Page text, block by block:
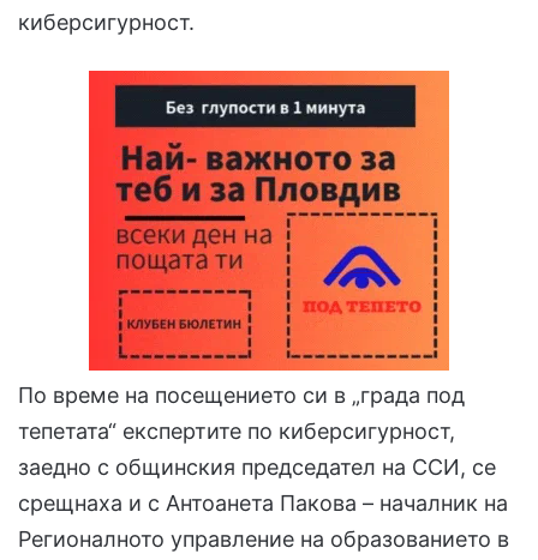
киберсигурност.
По време на посещението си в „града под
тепетата“ експертите по киберсигурност,
заедно с общинския председател на ССИ, се
срещнаха и с Антоанета Пакова – началник на
Регионалното управление на образованието в